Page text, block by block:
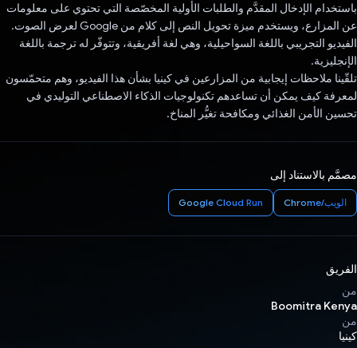
باستخدام الإدخال المقدَّم والطلبات الأولية المخصّصة التي تحتوي على معلومات
عن المزارع، ويستخدم ميزة تحويل النص إلى كلام من Google لعرض الصوت.
الفيديو التجريبي باللغة السواحيلية، وهي لغة أفريقية، وتتوفّر له ترجمة باللغة
الإنجليزية.
تلقّينا ملاحظات إيجابية من المزارعين في كينيا بشأن هذا الفيديو، وهم متحمّسون
لمعرفة كيف يمكن أن تساعدهم تكنولوجيات الذكاء الاصطناعي التوليدي في
تحسين الأمن الغذائي ومكافحة تغيُّر المناخ.
مصمَّم بالاستناد إلى
الويب/Chrome Google Cloud Run
الفريق
من
Boomitra Kenya
من
كينيا